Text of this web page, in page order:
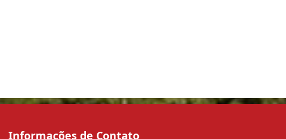
Informações de Contato